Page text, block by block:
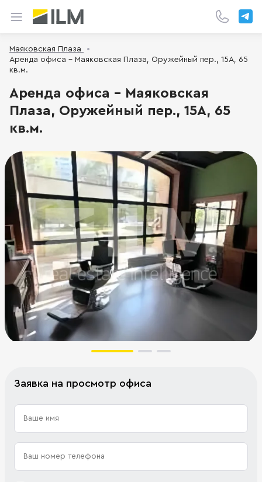
Маяковская Плаза
Аренда офиса - Маяковская Плаза, Оружейный пер., 15А, 65
кв.м.
Аренда офиса - Маяковская
Плаза, Оружейный пер., 15А, 65
кв.м.
Заявка на просмотр офиса